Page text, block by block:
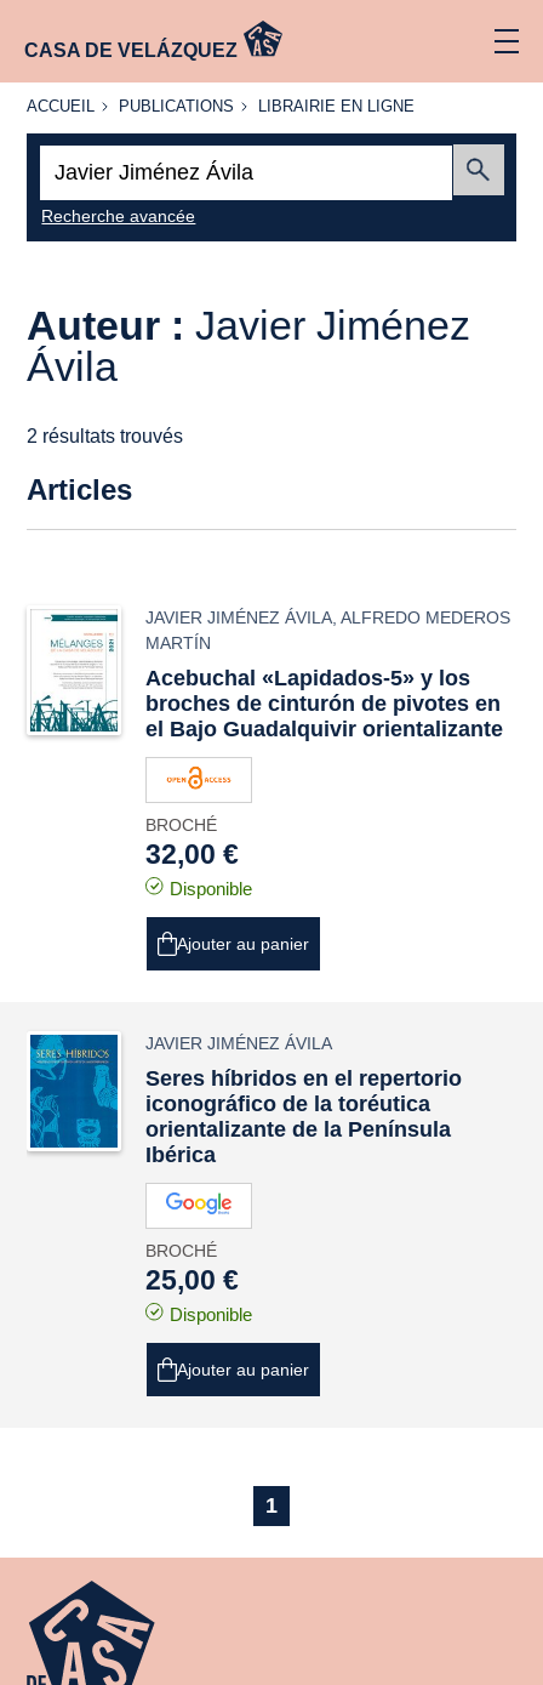
CASA DE VELÁZQUEZ
ACCUEIL
ACCUEIL PUBLICATIONS
PUBLICATIONS
LIBRAIRIE
LIBRAIRIE EN LIGNE
Recherche avancée
Auteur :Javier Jiménez
Ávila
2 résultats trouvés
Articles
JAVIER JIMÉNEZ ÁVILA ,ALFREDO MEDEROS
MARTÍN
Acebuchal «Lapidados-5» y los
broches de cinturón de pivotes en
el Bajo Guadalquivir orientalizante
BROCHÉ
32,00 €
Disponible
Ajouter au panier
JAVIER JIMÉNEZ ÁVILA
Seres híbridos en el repertorio
iconográfico de la toréutica
orientalizante de la Península
Ibérica
BROCHÉ
25,00 €
Disponible
Ajouter au panier
1